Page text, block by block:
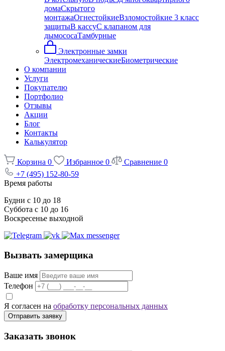
домаСкрытого
монтажаОгнестойкиеВзломостойкие 3 класс
защитыВ кассуС клапаном для
дымососаТамбурные
Электронные замки
ЭлектромеханическиеБиометрические
О компании
Услуги
Покупателю
Портфолио
Отзывы
Акции
Блог
Контакты
Калькулятор
Корзина 0 Избранное 0 Сравнение 0
+7 (495) 152-80-59
Время работы
Будни с 10 до 18
Суббота с 10 до 16
Воскресенье выходной
Вызвать замерщика
Ваше имя
Телефон
Я согласен на обработку персональных данных
Отправить заявку
Заказать звонок